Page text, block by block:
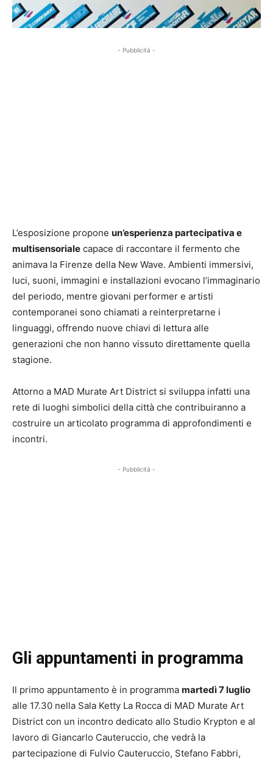
- Pubblicità -
L’esposizione propone un’esperienza partecipativa e
multisensoriale capace di raccontare il fermento che
animava la Firenze della New Wave. Ambienti immersivi,
luci, suoni, immagini e installazioni evocano l’immaginario
del periodo, mentre giovani performer e artisti
contemporanei sono chiamati a reinterpretarne i
linguaggi, offrendo nuove chiavi di lettura alle
generazioni che non hanno vissuto direttamente quella
stagione.
Attorno a MAD Murate Art District si sviluppa infatti una
rete di luoghi simbolici della città che contribuiranno a
costruire un articolato programma di approfondimenti e
incontri.
- Pubblicità -
Gli appuntamenti in programma
Il primo appuntamento è in programma martedì 7 luglio
alle 17.30 nella Sala Ketty La Rocca di MAD Murate Art
District con un incontro dedicato allo Studio Krypton e al
lavoro di Giancarlo Cauteruccio, che vedrà la
partecipazione di Fulvio Cauteruccio, Stefano Fabbri,